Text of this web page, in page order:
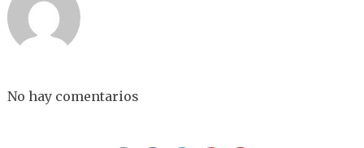
No hay comentarios